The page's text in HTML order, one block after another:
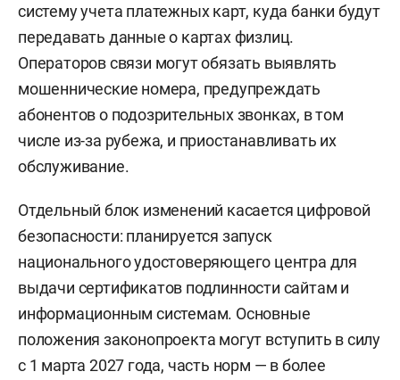
систему учета платежных карт, куда банки будут
передавать данные о картах физлиц.
Операторов связи могут обязать выявлять
мошеннические номера, предупреждать
абонентов о подозрительных звонках, в том
числе из-за рубежа, и приостанавливать их
обслуживание.
Отдельный блок изменений касается цифровой
безопасности: планируется запуск
национального удостоверяющего центра для
выдачи сертификатов подлинности сайтам и
информационным системам. Основные
положения законопроекта могут вступить в силу
с 1 марта 2027 года, часть норм — в более